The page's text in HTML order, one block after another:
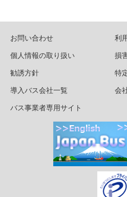
お問い合わせ
利
個人情報の取り扱い
損
勧誘方針
特
導入バス会社一覧
会
バス事業者専用サイト